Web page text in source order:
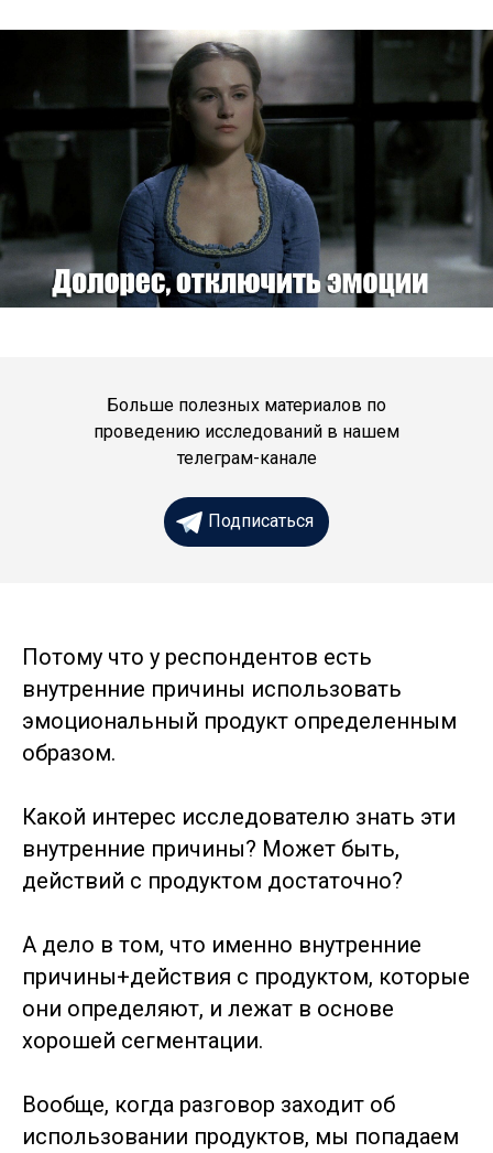
Больше полезных материалов по
проведению исследований в нашем
телеграм-канале
Подписаться
Потому что у респондентов есть
внутренние причины использовать
эмоциональный продукт определенным
образом.
Какой интерес исследователю знать эти
внутренние причины? Может быть,
действий с продуктом достаточно?
А дело в том, что именно внутренние
причины+действия с продуктом, которые
они определяют, и лежат в основе
хорошей сегментации.
Вообще, когда разговор заходит об
использовании продуктов, мы попадаем